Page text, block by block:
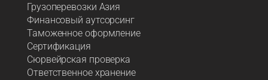
Грузоперевозки Азия
Финансовый аутсорсинг
Таможенное оформление
Сертификация
Сюрвейрская проверка
Ответственное хранение